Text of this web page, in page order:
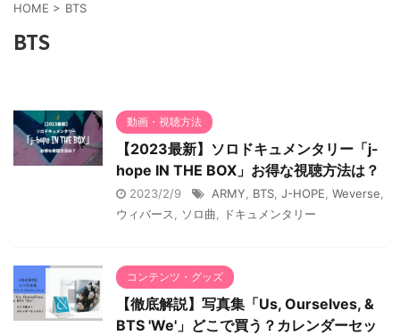
HOME > BTS
BTS
動画・視聴方法
【2023最新】ソロドキュメンタリー「j-
hope IN THE BOX」お得な視聴方法は？
2023/2/9 ARMY BTS J-HOPE Weverse
ウィバース
ソロ曲 ドキュメンタリー
コンテンツ・グッズ
【徹底解説】写真集「Us, Ourselves, &
BTS 'We'」どこで買う？カレンダーセッ